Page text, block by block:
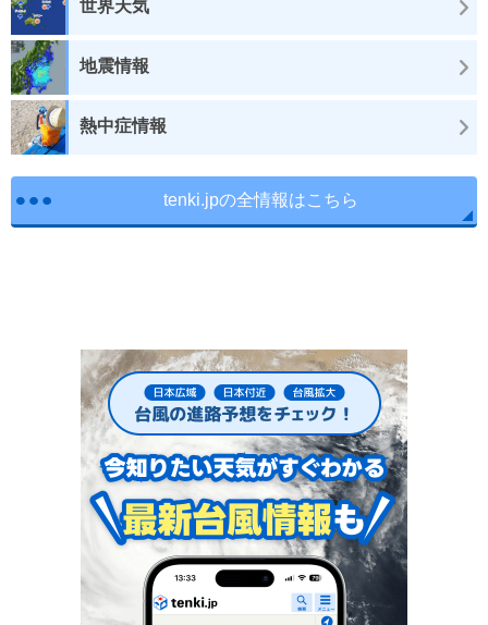
世界天気
地震情報
熱中症情報
tenki.jpの全情報はこちら